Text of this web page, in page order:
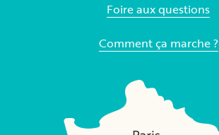
Foire aux questions
Comment ça marche ?